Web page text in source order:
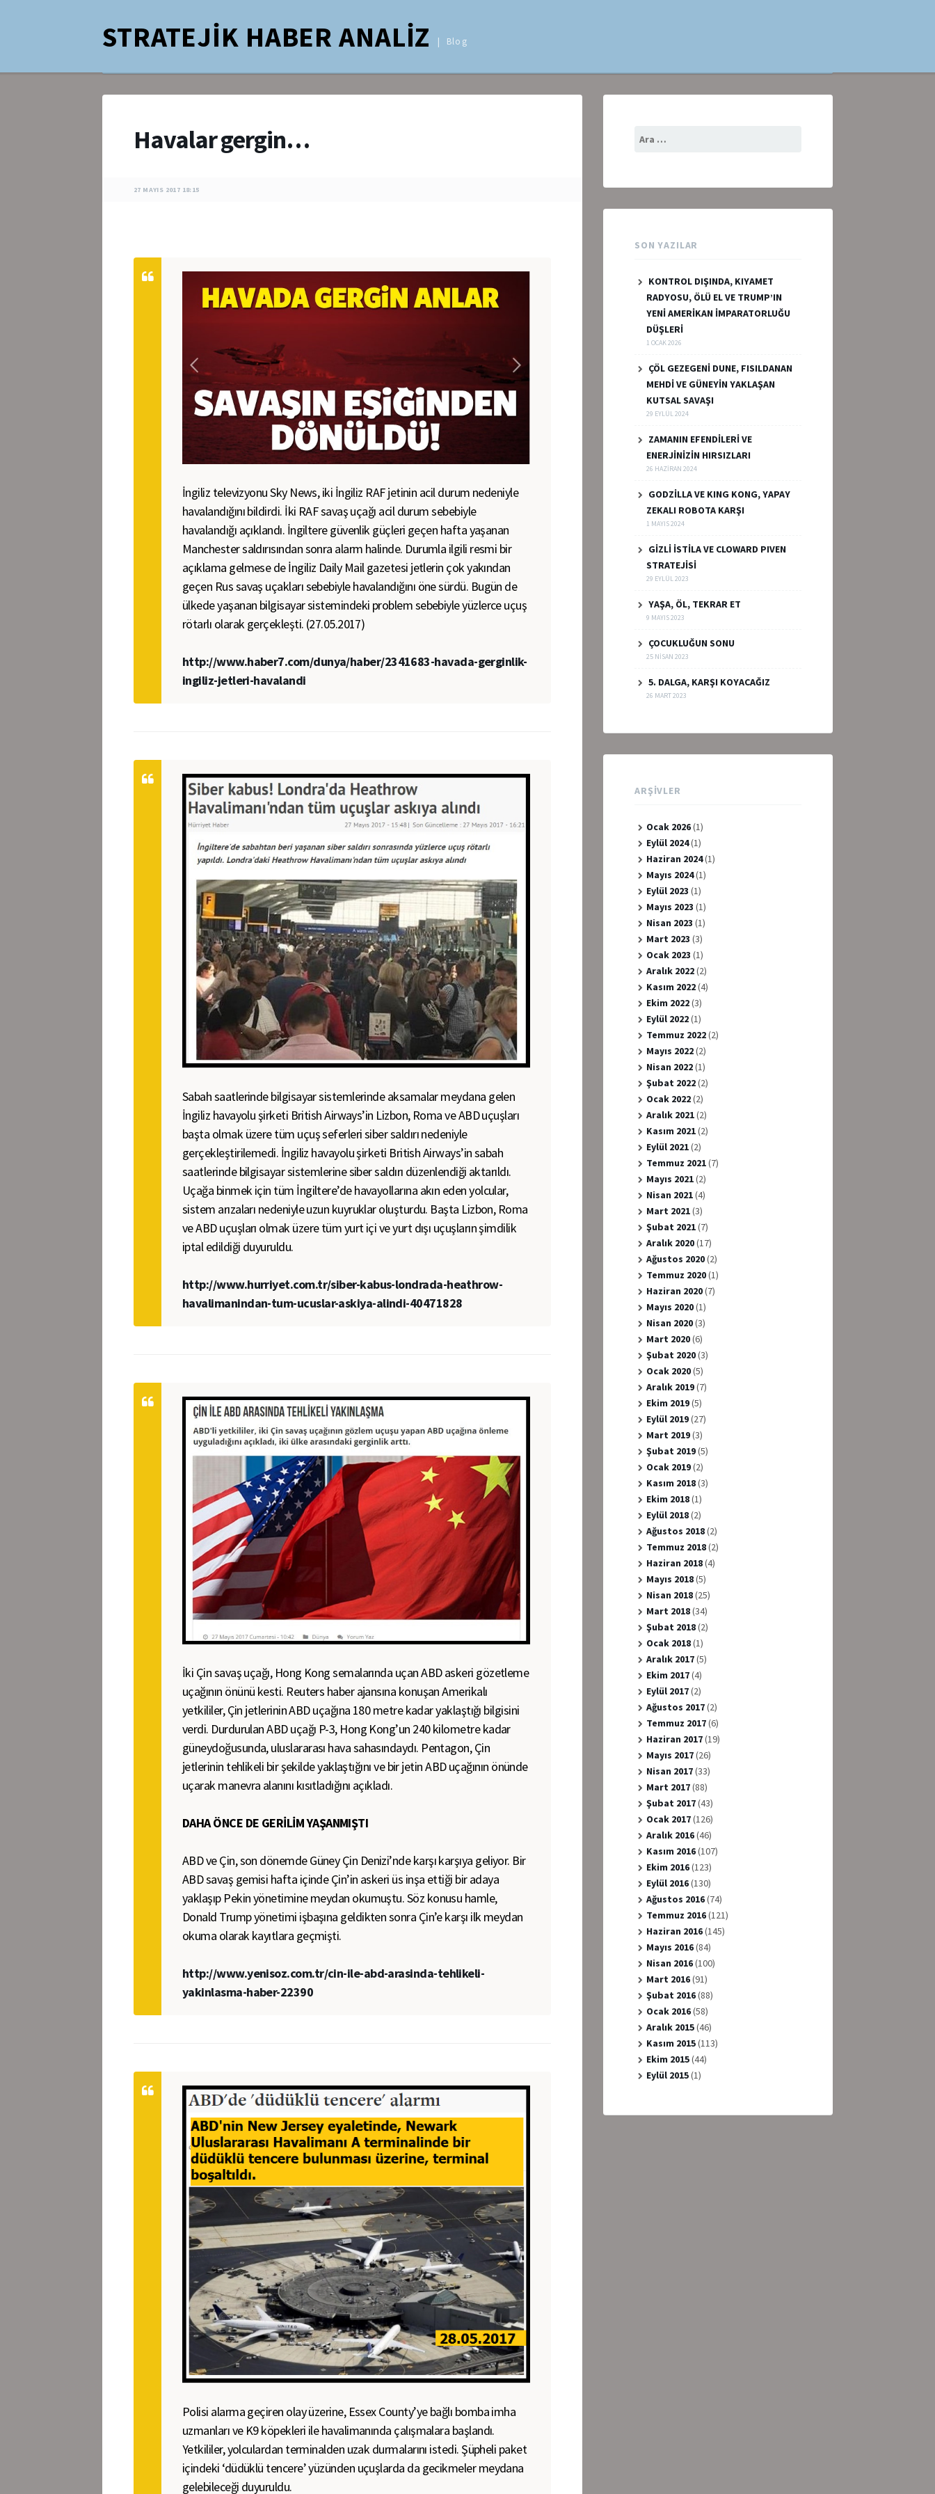
STRATEJİK HABER ANALİZ Blog
Havalar gergin…
27 MAYIS 2017 18:15
İngiliz televizyonu Sky News, iki İngiliz RAF jetinin acil durum nedeniyle
havalandığını bildirdi. İki RAF savaş uçağı acil durum sebebiyle
havalandığı açıklandı. İngiltere güvenlik güçleri geçen hafta yaşanan
Manchester saldırısından sonra alarm halinde. Durumla ilgili resmi bir
açıklama gelmese de İngiliz Daily Mail gazetesi jetlerin çok yakından
geçen Rus savaş uçakları sebebiyle havalandığını öne sürdü. Bugün de
ülkede yaşanan bilgisayar sistemindeki problem sebebiyle yüzlerce uçuş
rötarlı olarak gerçekleşti. (27.05.2017)
http://www.haber7.com/dunya/haber/2341683-havada-gerginlik-
ingiliz-jetleri-havalandi
Sabah saatlerinde bilgisayar sistemlerinde aksamalar meydana gelen
İngiliz havayolu şirketi British Airways’in Lizbon, Roma ve ABD uçuşları
başta olmak üzere tüm uçuş seferleri siber saldırı nedeniyle
gerçekleştirilemedi. İngiliz havayolu şirketi British Airways’in sabah
saatlerinde bilgisayar sistemlerine siber saldırı düzenlendiği aktarıldı.
Uçağa binmek için tüm İngiltere’de havayollarına akın eden yolcular,
sistem arızaları nedeniyle uzun kuyruklar oluşturdu. Başta Lizbon, Roma
ve ABD uçuşları olmak üzere tüm yurt içi ve yurt dışı uçuşların şimdilik
iptal edildiği duyuruldu.
http://www.hurriyet.com.tr/siber-kabus-londrada-heathrow-
havalimanindan-tum-ucuslar-askiya-alindi-40471828
İki Çin savaş uçağı, Hong Kong semalarında uçan ABD askeri gözetleme
uçağının önünü kesti. Reuters haber ajansına konuşan Amerikalı
yetkililer, Çin jetlerinin ABD uçağına 180 metre kadar yaklaştığı bilgisini
verdi. Durdurulan ABD uçağı P-3, Hong Kong’un 240 kilometre kadar
güneydoğusunda, uluslararası hava sahasındaydı. Pentagon, Çin
jetlerinin tehlikeli bir şekilde yaklaştığını ve bir jetin ABD uçağının önünde
uçarak manevra alanını kısıtladığını açıkladı.
DAHA ÖNCE DE GERİLİM YAŞANMIŞTI
ABD ve Çin, son dönemde Güney Çin Denizi’nde karşı karşıya geliyor. Bir
ABD savaş gemisi hafta içinde Çin’in askeri üs inşa ettiği bir adaya
yaklaşıp Pekin yönetimine meydan okumuştu. Söz konusu hamle,
Donald Trump yönetimi işbaşına geldikten sonra Çin’e karşı ilk meydan
okuma olarak kayıtlara geçmişti.
http://www.yenisoz.com.tr/cin-ile-abd-arasinda-tehlikeli-
yakinlasma-haber-22390
Polisi alarma geçiren olay üzerine, Essex County’ye bağlı bomba imha
uzmanları ve K9 köpekleri ile havalimanında çalışmalara başlandı.
Yetkililer, yolculardan terminalden uzak durmalarını istedi. Şüpheli paket
içindeki ‘düdüklü tencere’ yüzünden uçuşlarda da gecikmeler meydana
gelebileceği duyuruldu.
SON YAZILAR
KONTROL DIŞINDA, KIYAMET
RADYOSU, ÖLÜ EL VE TRUMP’IN
YENİ AMERİKAN İMPARATORLUĞU
DÜŞLERİ
1 OCAK 2026
ÇÖL GEZEGENİ DUNE, FISILDANAN
MEHDİ VE GÜNEYİN YAKLAŞAN
KUTSAL SAVAŞI
29 EYLÜL 2024
ZAMANIN EFENDİLERİ VE
ENERJİNİZİN HIRSIZLARI
26 HAZIRAN 2024
GODZİLLA VE KING KONG, YAPAY
ZEKALI ROBOTA KARŞI
1 MAYIS 2024
GİZLİ İSTİLA VE CLOWARD PIVEN
STRATEJİSİ
29 EYLÜL 2023
YAŞA, ÖL, TEKRAR ET
9 MAYIS 2023
ÇOCUKLUĞUN SONU
25 NISAN 2023
5. DALGA, KARŞI KOYACAĞIZ
26 MART 2023
ARŞIVLER
Ocak 2026(1)
Eylül 2024(1)
Haziran 2024(1)
Mayıs 2024(1)
Eylül 2023 (1)
Mayıs 2023 (1)
Nisan 2023 (1)
Mart 2023 (3)
Ocak 2023 (1)
Aralık 2022(2)
Kasım 2022(4)
Ekim 2022(3)
Eylül 2022(1)
Temmuz 2022(2)
Mayıs 2022(2)
Nisan 2022(1)
Şubat 2022(2)
Ocak 2022(2)
Aralık 2021(2)
Kasım 2021(2)
Eylül 2021(2)
Temmuz 2021(7)
Mayıs 2021(2)
Nisan 2021(4)
Mart 2021(3)
Şubat 2021(7)
Aralık 2020(17)
Ağustos 2020(2)
Temmuz 2020(1)
Haziran 2020(7)
Mayıs 2020(1)
Nisan 2020(3)
Mart 2020(6)
Şubat 2020(3)
Ocak 2020(5)
Aralık 2019(7)
Ekim 2019(5)
Eylül 2019(27)
Mart 2019(3)
Şubat 2019(5)
Ocak 2019(2)
Kasım 2018(3)
Ekim 2018(1)
Eylül 2018(2)
Ağustos 2018(2)
Temmuz 2018(2)
Haziran 2018(4)
Mayıs 2018(5)
Nisan 2018(25)
Mart 2018(34)
Şubat 2018(2)
Ocak 2018(1)
Aralık 2017(5)
Ekim 2017(4)
Eylül 2017(2)
Ağustos 2017(2)
Temmuz 2017(6)
Haziran 2017(19)
Mayıs 2017(26)
Nisan 2017(33)
Mart 2017(88)
Şubat 2017(43)
Ocak 2017(126)
Aralık 2016(46)
Kasım 2016(107)
Ekim 2016(123)
Eylül 2016(130)
Ağustos 2016(74)
Temmuz 2016(121)
Haziran 2016(145)
Mayıs 2016(84)
Nisan 2016(100)
Mart 2016(91)
Şubat 2016(88)
Ocak 2016(58)
Aralık 2015(46)
Kasım 2015(113)
Ekim 2015(44)
Eylül 2015(1)